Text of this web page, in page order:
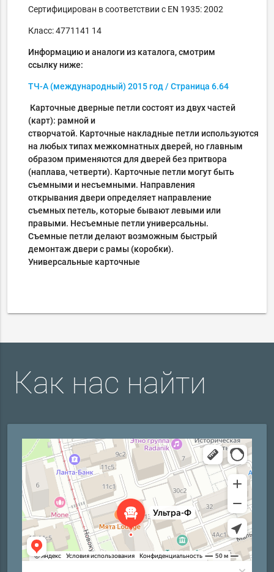
Сертифицирован в соответствии с EN 1935: 2002
Класс: 4771141 14
Информацию и аналоги из каталога, смотрим
ссылку ниже:
ТЧ-А (международный)2015 год/ Страница6.64
Карточные дверные петли состоят из двух частей
(карт): рамной и
створчатой. Карточные накладные петли используются
на любых типах межкомнатных дверей, но главным
образом применяются для дверей без притвора
(наплава, четверти). Карточные петли могут быть
cъемными и неcъемными. Направления
открывания двери определяет направление
cъемных петель, которые бывают левыми или
правыми. Неcъемные петли универсальны.
Cъемные петли делают возможным быстрый
демонтаж двери с рамы (коробки).
Универсальные карточные
Как нас найти